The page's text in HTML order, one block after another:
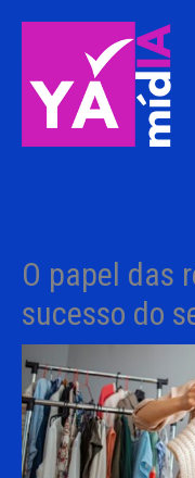
conteúdo
O papel das
sucesso do